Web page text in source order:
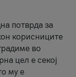
потврда за
корисниците
во
цел е секој
му е